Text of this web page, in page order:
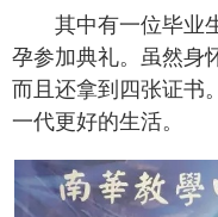
其中有一位毕业
孕参加典礼。虽然身
而且还拿到四张证书
一代更好的生活。